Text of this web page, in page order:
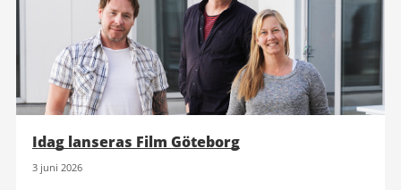
Idag lanseras Film Göteborg
3 juni 2026